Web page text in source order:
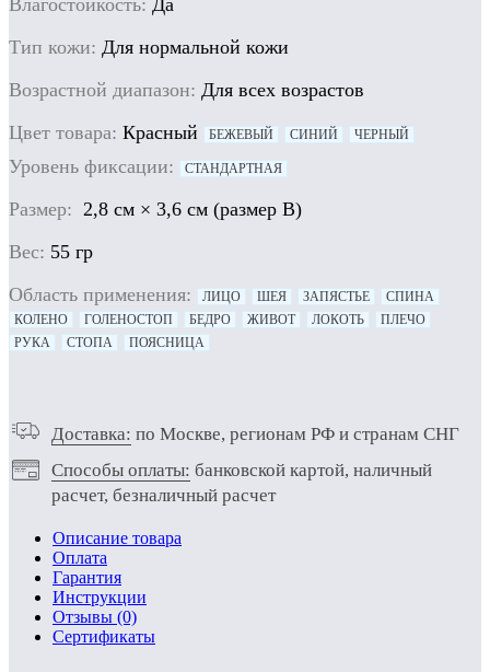
Тип кожи: Для нормальной кожи
Возрастной диапазон: Для всех возрастов
Цвет товара: Красный БЕЖЕВЫЙ СИНИЙ ЧЕРНЫЙ
Уровень фиксации: СТАНДАРТНАЯ
Размер: 2,8 см × 3,6 см (размер B)
Вес: 55 гр
Область применения:
ЛИЦО ШЕЯ ЗАПЯСТЬЕ
СПИНА
КОЛЕНО
ГОЛЕНОСТОП БЕДРО ЖИВОТ ЛОКОТЬ
ПЛЕЧО
РУКА
СТОПА ПОЯСНИЦА
Доставка: по Москве, регионам РФ и странам СНГ
Способы оплаты: банковской картой, наличный
расчет, безналичный расчет
Описание товара
Оплата
Гарантия
Инструкции
Отзывы (0)
Сертификаты